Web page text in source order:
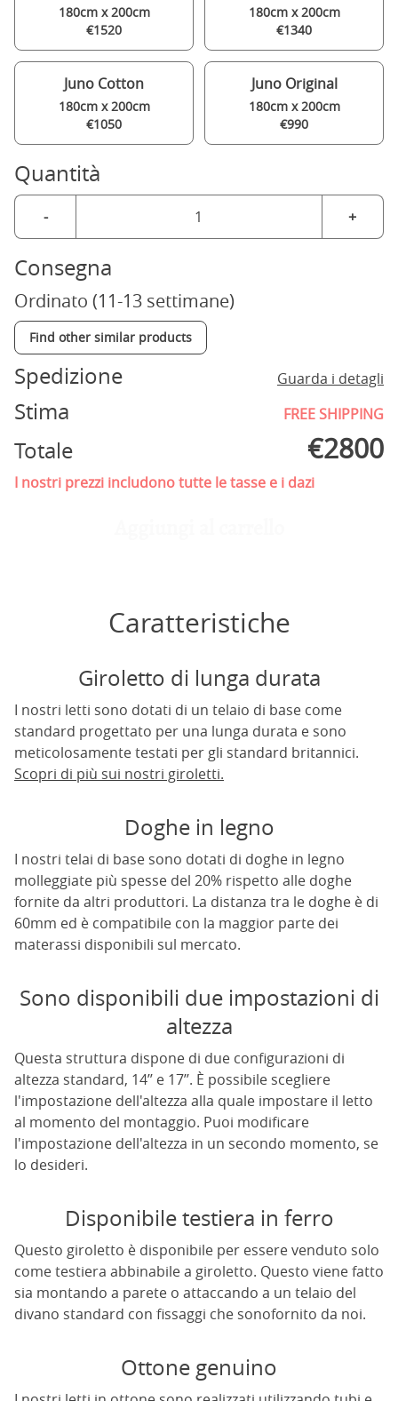
180cm x 200cm
€1520
180cm x 200cm
€1340
Juno Cotton
180cm x 200cm
€1050
Juno Original
180cm x 200cm
€990
Quantità
- +
Consegna
Ordinato (11-13 settimane)
Find other similar products
Spedizione Guarda i detagli
Stima FREE SHIPPING
Totale €2800
I nostri prezzi includono tutte le tasse e i dazi
Caratteristiche
Giroletto di lunga durata
I nostri letti sono dotati di un telaio di base come
standard progettato per una lunga durata e sono
meticolosamente testati per gli standard britannici.
Scopri di più sui nostri giroletti.
Doghe in legno
I nostri telai di base sono dotati di doghe in legno
molleggiate più spesse del 20% rispetto alle doghe
fornite da altri produttori. La distanza tra le doghe è di
60mm ed è compatibile con la maggior parte dei
materassi disponibili sul mercato.
Sono disponibili due impostazioni di
altezza
Questa struttura dispone di due configurazioni di
altezza standard, 14’’ e 17’’. È possibile scegliere
l'impostazione dell'altezza alla quale impostare il letto
al momento del montaggio. Puoi modificare
l'impostazione dell'altezza in un secondo momento, se
lo desideri.
Disponibile testiera in ferro
Questo giroletto è disponibile per essere venduto solo
come testiera abbinabile a giroletto. Questo viene fatto
sia montando a parete o attaccando a un telaio del
divano standard con fissaggi che sonofornito da noi.
Ottone genuino